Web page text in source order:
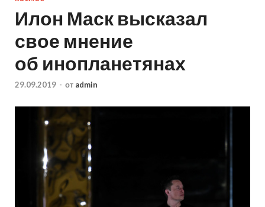
Илон Маск высказал
свое мнение
об инопланетянах
29.09.2019 - от admin